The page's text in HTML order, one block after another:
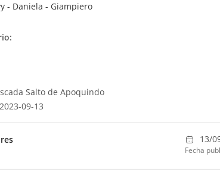
- Daniela - Giampiero
Salto de Apoquindo
2023-09-13
13/
Fecha